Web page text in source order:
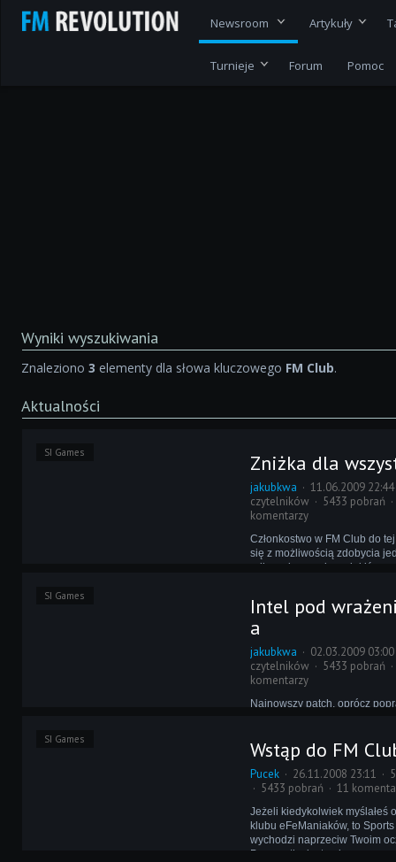
Newsroom Artykuły
Turnieje Forum Pomoc
Wyniki wyszukiwania
Znaleziono3 elementy dla słowa kluczowego FM Club.
Aktualności
SI Games Zniżka dla
jakubkwa
11.06.2009 22:44
czytelników
5433 pobrań
komentarzy
Członkostwo w FM Club do
się z możliwością zdobycia
odbywającym się co jakiś
posiadacze oryginalnego FM
SI Games
Intel pod
a
jakubkwa
02.03.2009 03:00
czytelników
5433 pobrań
komentarzy
Najnowszy patch, oprócz
procesora i, w przypadku gry
ikonę stanu baterii. Okazuje
przynajmniej kilku graczy
zyskać.
SI Games Wstąp do FM
Pucek 26.11.2008 23:11
5433 pobrań
11
Jeżeli kiedykolwiek myślałeś
klubu eFeManiaków, to
wychodzi naprzeciw Twoim
Przepustką jest najnowsza